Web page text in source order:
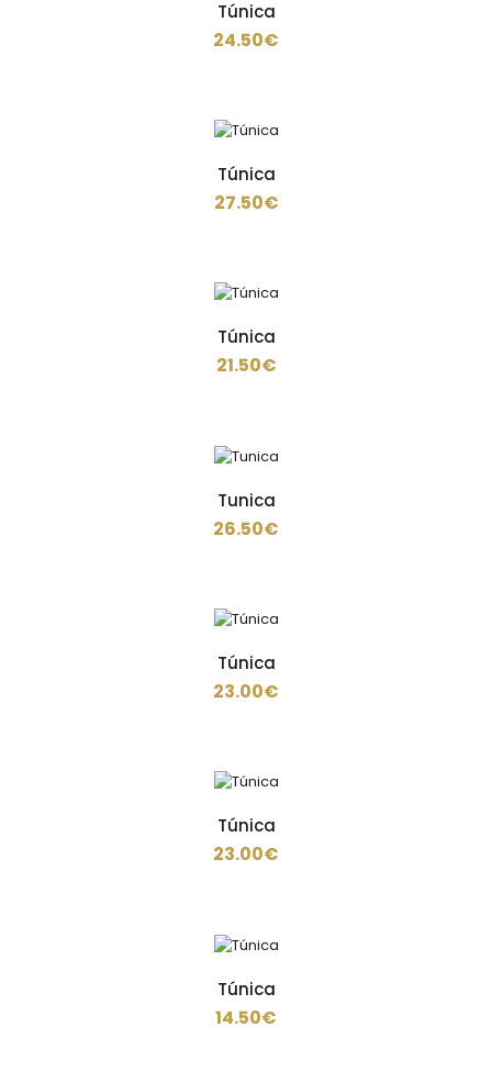
algodão com 1 bolso em baixo lateral direito e com..
22.20€ 18.50€
Túnica
Túnica em sarja de 200 gramas , 65% poliéster 35%
Túnica
24.50€
Túnica
27.50€
Túnica
21.50€
Tunica
26.50€
Túnica
23.00€
Túnica
23.00€
Túnica
14.50€